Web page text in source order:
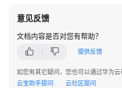
务
器
计
费
模
式
意见反馈
文档内容是否对您有帮助？
提供反馈
如您有其它疑问，您也可以通过华为
云宝助手提问
云社区提问